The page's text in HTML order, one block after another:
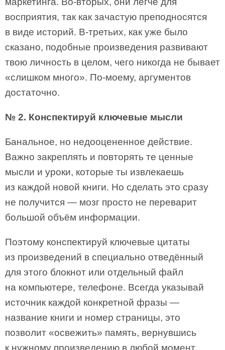
восприятия, так как зачастую преподносятся
в виде историй. В-третьих, как уже было
сказано, подобные произведения развивают
твою личность в целом, чего никогда не бывает
«слишком много». По-моему, аргументов
достаточно.
№ 2. Конспектируй ключевые мысли
Банальное, но недооцененное действие.
Важно закреплять и повторять те ценные
мысли и уроки, которые ты извлекаешь
из каждой новой книги. Но сделать это сразу
не получится — мозг просто не переварит
большой объём информации.
Поэтому конспектируй ключевые цитаты
из произведений в специально отведённый
для этого блокнот или отдельный файл
на компьютере, телефоне. Всегда указывай
источник каждой конкретной фразы —
название книги и номер страницы, это
позволит «освежить» память, вернувшись
к нужному произведению в любой момент.